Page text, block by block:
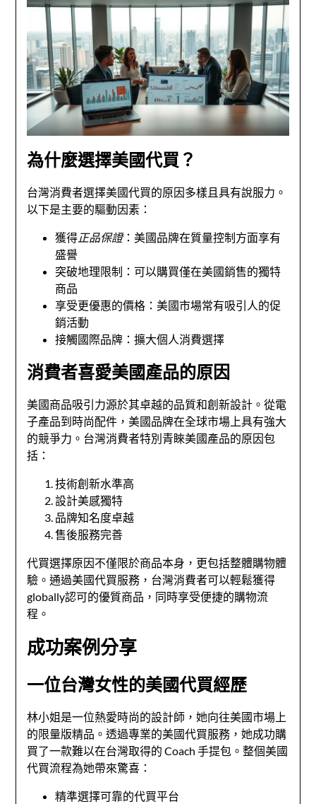
為什麼選擇美國代買？
台灣消費者選擇美國代買的原因多樣且具有說服力。
以下是主要的驅動因素：
獲得正品保證：美國品牌在質量控制方面享有
盛譽
突破地理限制：可以購買僅在美國銷售的獨特
商品
享受更優惠的價格：美國市場常有吸引人的促
銷活動
接觸國際品牌：擴大個人消費選擇
消費者喜愛美國產品的原因
美國商品吸引力源於其卓越的品質和創新設計。從電
子產品到時尚配件，美國品牌在全球市場上具有強大
的競爭力。台灣消費者特別青睞美國產品的原因包
括：
技術創新水準高
設計美感獨特
品牌知名度卓越
售後服務完善
代買選擇原因不僅限於商品本身，更包括整體購物體
驗。通過美國代買服務，台灣消費者可以輕鬆獲得
globally認可的優質商品，同時享受便捷的購物流
程。
成功案例分享
一位台灣女性的美國代買經歷
林小姐是一位熱愛時尚的設計師，她向往美國市場上
的限量版精品。透過專業的美國代買服務，她成功購
買了一款難以在台灣取得的 Coach 手提包。整個美國
代買流程為她帶來驚喜：
精準選擇可靠的代買平台